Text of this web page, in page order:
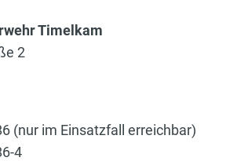
Timelkam
2
(nur im Einsatzfall erreichbar)
4